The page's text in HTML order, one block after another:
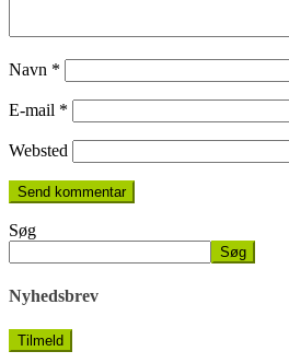
Navn *
E-mail *
Websted
Søg
Søg
Nyhedsbrev